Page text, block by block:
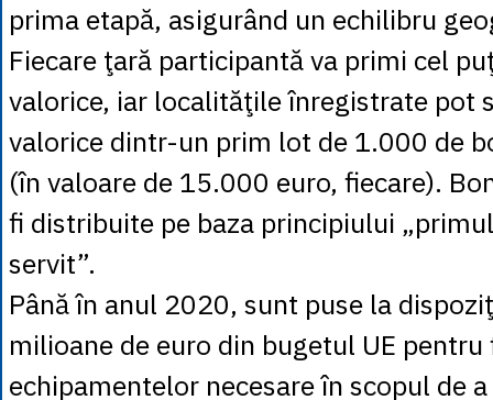
prima etapă, asigurând un echilibru
Fiecare ţară participantă va primi cel
valorice, iar localităţile înregistrate pot
valorice dintr-un prim lot de 1.000 de
(în valoare de 15.000 euro, fiecare).
fi distribuite pe baza principiului
servit”.
Până în anul 2020, sunt puse la
milioane de euro din bugetul UE
echipamentelor necesare în scopul de